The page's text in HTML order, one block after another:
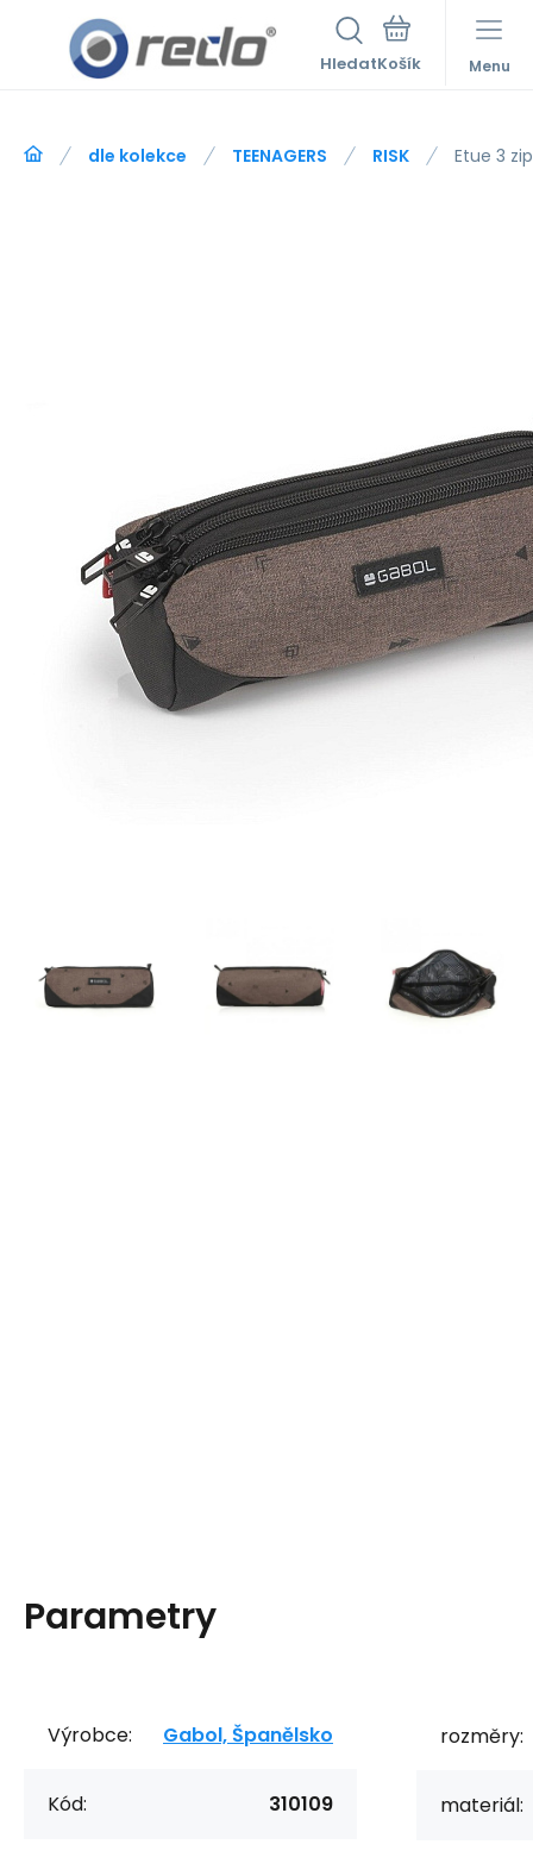
Hledat Menu
dle kolekce TEENAGERS RISK Etue 3
Parametry
Výrobce: Gabol, Španělsko
Kód: 310109
rozměry:
materiál: